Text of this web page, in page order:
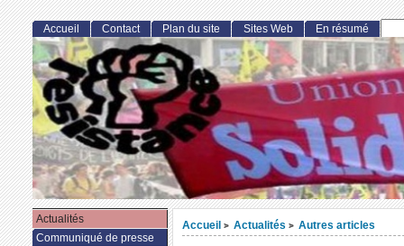
Accueil > Actualités > Autres articles
Accueil Contact Plan du site Sites Web En résumé
Actualités
Communiqué de presse